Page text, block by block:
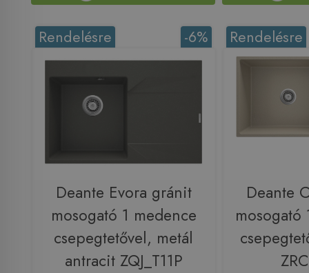
-6%
Rendelésre
Deante Evora gránit
mosogató 1 medence
csepegtetővel, metál
antracit ZQJ_T11P
Rendelésre
Deante
mosogató